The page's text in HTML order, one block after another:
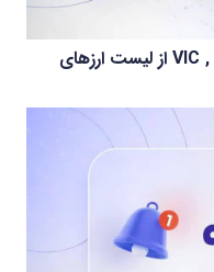
حذف ارزهای VIC , HFT , PYR , VANRY از لیست ارزهای